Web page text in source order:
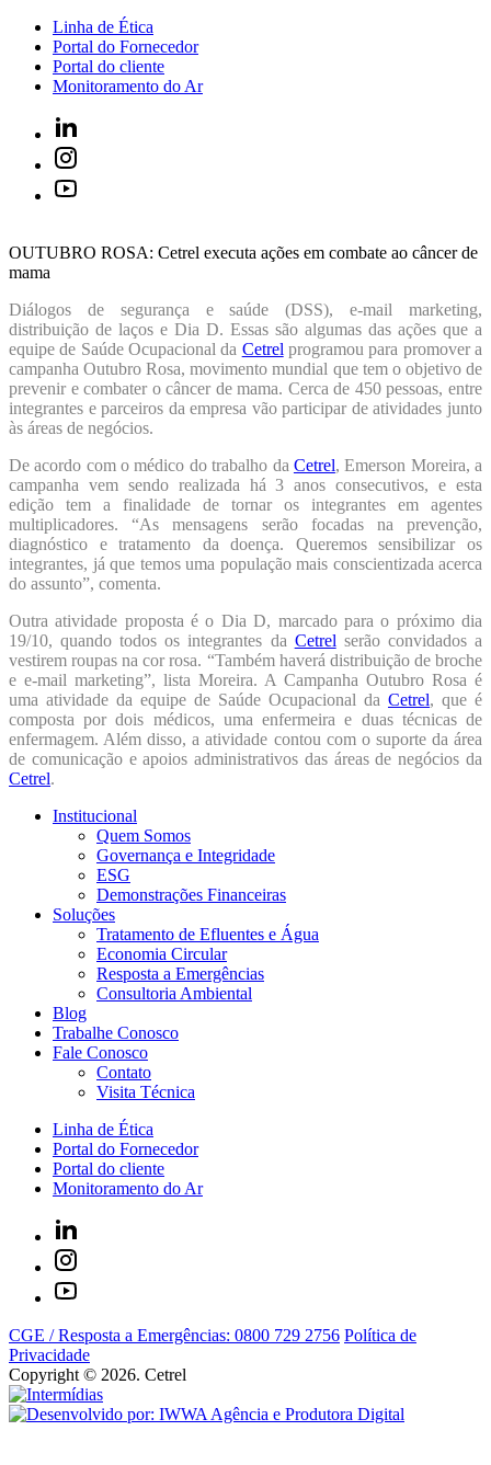
Linha de Ética
Portal do Fornecedor
Portal do cliente
Monitoramento do Ar
OUTUBRO ROSA: Cetrel executa ações em combate ao câncer de
mama
Diálogos de segurança e saúde (DSS), e-mail marketing,
distribuição de laços e Dia D. Essas são algumas das ações que a
equipe de Saúde Ocupacional da Cetrel programou para promover a
campanha Outubro Rosa, movimento mundial que tem o objetivo de
prevenir e combater o câncer de mama. Cerca de 450 pessoas, entre
integrantes e parceiros da empresa vão participar de atividades junto
às áreas de negócios.
De acordo com o médico do trabalho da Cetrel, Emerson Moreira, a
campanha vem sendo realizada há 3 anos consecutivos, e esta
edição tem a finalidade de tornar os integrantes em agentes
multiplicadores. “As mensagens serão focadas na prevenção,
diagnóstico e tratamento da doença. Queremos sensibilizar os
integrantes, já que temos uma população mais conscientizada acerca
do assunto”, comenta.
Outra atividade proposta é o Dia D, marcado para o próximo dia
19/10, quando todos os integrantes da Cetrel serão convidados a
vestirem roupas na cor rosa. “Também haverá distribuição de broche
e e-mail marketing”, lista Moreira. A Campanha Outubro Rosa é
uma atividade da equipe de Saúde Ocupacional da Cetrel, que é
composta por dois médicos, uma enfermeira e duas técnicas de
enfermagem. Além disso, a atividade contou com o suporte da área
de comunicação e apoios administrativos das áreas de negócios da
Cetrel.
Institucional
Quem Somos
Governança e Integridade
ESG
Demonstrações Financeiras
Soluções
Tratamento de Efluentes e Água
Economia Circular
Resposta a Emergências
Consultoria Ambiental
Blog
Trabalhe Conosco
Fale Conosco
Contato
Visita Técnica
Linha de Ética
Portal do Fornecedor
Portal do cliente
Monitoramento do Ar
CGE / Resposta a Emergências: 0800 729 2756 Política de
Privacidade
Copyright © 2026. Cetrel